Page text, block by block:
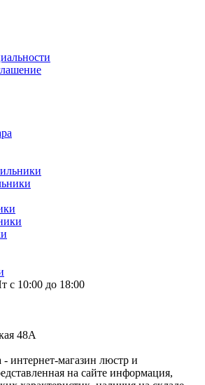
с 10:00 до 18:00
48А
интернет-магазин люстр и
на сайте информация,